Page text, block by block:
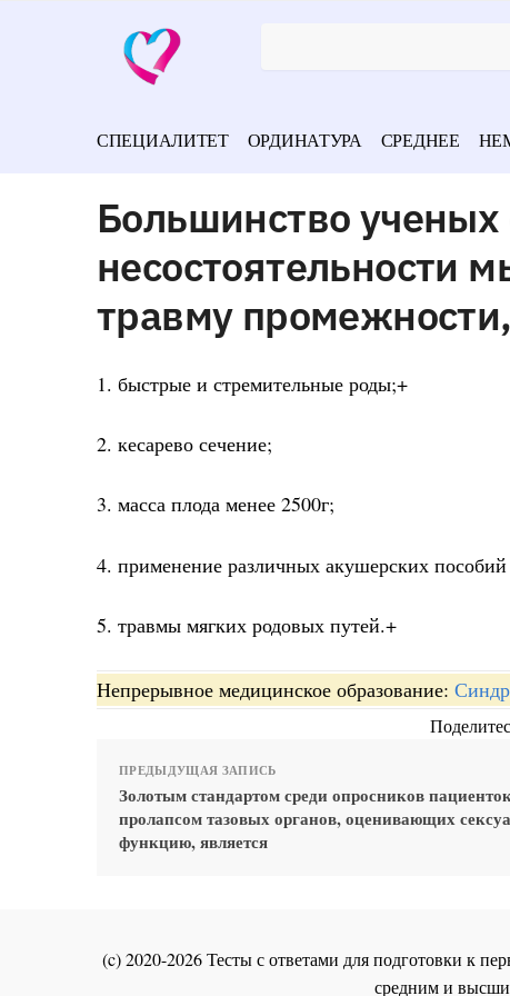
СПЕЦИАЛИТЕТ ОРДИНАТУРА СРЕДНЕЕ
Большинство
несостоятельности
травму
1. быстрые и стремительные роды;+
2. кесарево сечение;
3. масса плода менее 2500г;
4. применение различных акушерских
5. травмы мягких родовых путей.+
Непрерывное медицинское образование:
ПРЕДЫДУЩАЯ ЗАПИСЬ
Золотым стандартом среди опросников
пролапсом тазовых органов, оценивающих
функцию, является
(c) 2020-2026 Тесты с ответами для подготовки к
средним и